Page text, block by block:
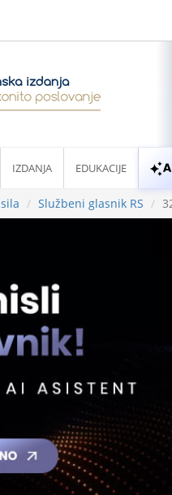
IZDANJA EDUKACIJE
Službeni glasnik RS